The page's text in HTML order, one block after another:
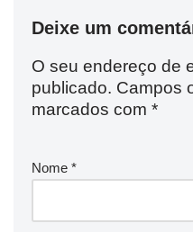
Deixe um
O seu endereço de
publicado. Campos
marcados com *
Nome *